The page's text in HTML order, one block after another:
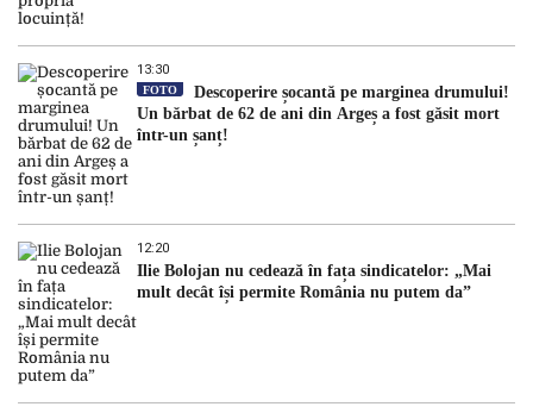
13:30
FOTO
Descoperire șocantă pe marginea drumului!
Un bărbat de 62 de ani din Argeș a fost găsit mort
într-un șanț!
12:20
Ilie Bolojan nu cedează în fața sindicatelor: „Mai
mult decât își permite România nu putem da”